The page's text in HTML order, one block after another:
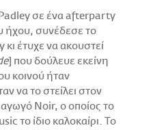
σε ένα afterparty
ήχου, συνέδεσε το
έτυχε να ακουστεί
] που δούλευε εκείνη
κοινού ήταν
να το στείλει στον
Noir, ο οποίος το
το ίδιο καλοκαίρι. Το